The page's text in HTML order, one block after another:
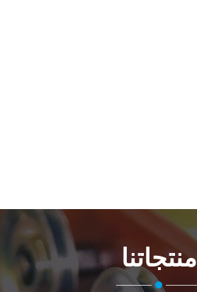
منتجاتنا